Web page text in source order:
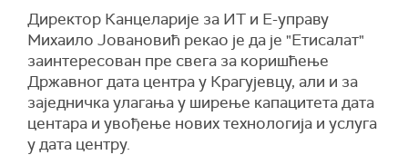
Директор Канцеларије за ИТ и Е-управу
Михаило Јовановић рекао је да је "Етисалат"
заинтересован пре свега за коришћење
Државног дата центра у Крагујевцу, али и за
заједничка улагања у ширење капацитета дата
центара и увођење нових технологија и услуга
у дата центру.